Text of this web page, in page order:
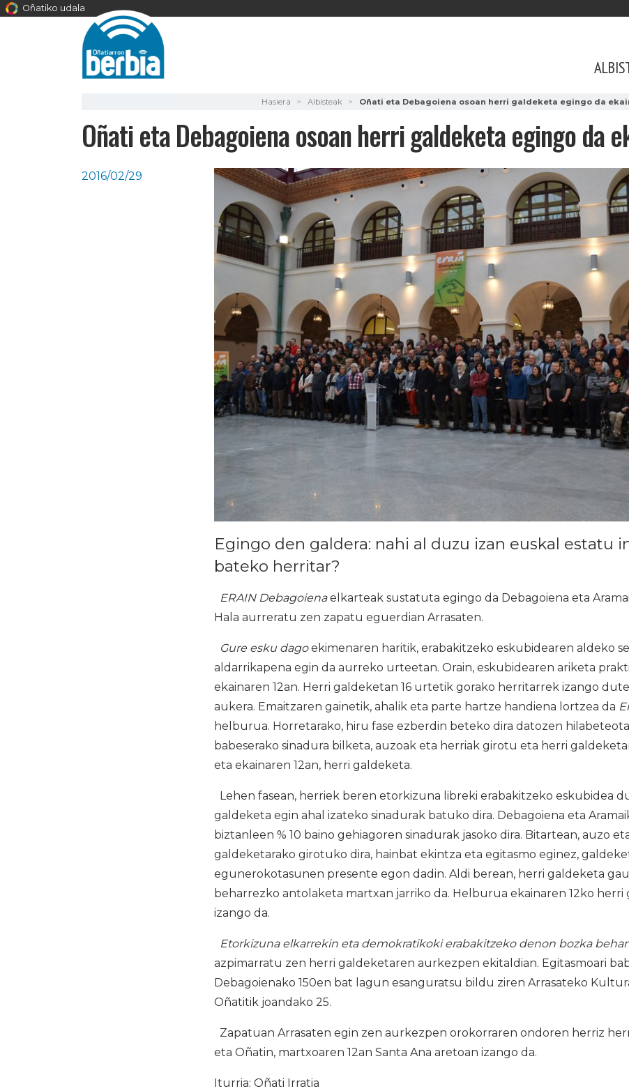
Oñatiko udala
Hasiera Albisteak Oñati eta Debagoiena osoan herri galdeketa egingo da
Oñati eta Debagoiena osoan herri galdeketa egingo da
2016/02/29
Egingo den galdera: nahi al duzu izan euskal estatu
bateko herritar?
ERAIN Debagoienaelkarteak sustatuta egingo da Debagoiena eta
Hala aurreratu zen zapatu eguerdian Arrasaten.
Gure esku dagoekimenaren haritik, erabakitzeko eskubidearen aldeko
aldarrikapena egin da aurreko urteetan. Orain, eskubidearen ariketa
ekainaren 12an. Herri galdeketan 16 urtetik gorako herritarrek izango
aukera. Emaitzaren gainetik, ahalik eta parte hartze handiena lortzea da
helburua. Horretarako, hiru fase ezberdin beteko dira datozen
babeserako sinadura bilketa, auzoak eta herriak girotu eta herri
eta ekainaren 12an, herri galdeketa.
Lehen fasean, herriek beren etorkizuna libreki erabakitzeko eskubidea
galdeketa egin ahal izateko sinadurak batuko dira. Debagoiena eta
biztanleen % 10 baino gehiagoren sinadurak jasoko dira. Bitartean, auzo
galdeketarako girotuko dira, hainbat ekintza eta egitasmo eginez,
egunerokotasunen presente egon dadin. Aldi berean, herri galdeketa
beharrezko antolaketa martxan jarriko da. Helburua ekainaren 12ko herri
izango da.
Etorkizuna elkarrekin eta demokratikoki erabakitzeko denon bozka
azpimarratu zen herri galdeketaren aurkezpen ekitaldian. Egitasmoari
Debagoienako 150en bat lagun esanguratsu bildu ziren Arrasateko
Oñatitik joandako 25.
Zapatuan Arrasaten egin zen aurkezpen orokorraren ondoren herriz
eta Oñatin, martxoaren 12an Santa Ana aretoan izango da.
Iturria: Oñati Irratia